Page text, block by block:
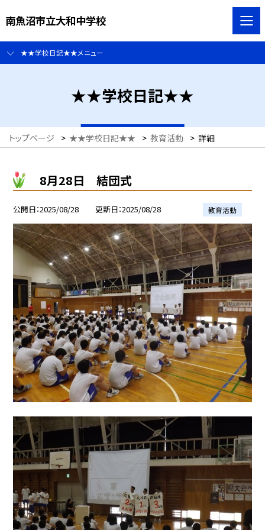
南魚沼市立大和中学校
★★学校日記★★メニュー
★★学校日記★★
トップページ > ★★学校日記★★ > 教育活動 > 詳細
8月28日 結団式
公開日 2025/08/28 更新日 2025/08/28 教育活動